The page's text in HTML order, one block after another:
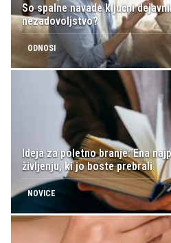
So spalne navade ključni
nezadovoljstvo?
ODNOSI
Ideja za poletno branje: Ena
življenju, ki jo boste prebrali
NOVICE